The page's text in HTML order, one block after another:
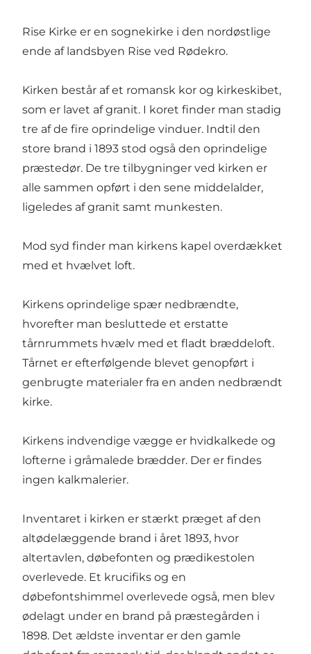
Rise Kirke er en sognekirke i den nordøstlige
ende af landsbyen Rise ved Rødekro.
Kirken består af et romansk kor og kirkeskibet,
som er lavet af granit. I koret finder man stadig
tre af de fire oprindelige vinduer. Indtil den
store brand i 1893 stod også den oprindelige
præstedør. De tre tilbygninger ved kirken er
alle sammen opført i den sene middelalder,
ligeledes af granit samt munkesten.
Mod syd finder man kirkens kapel overdækket
med et hvælvet loft.
Kirkens oprindelige spær nedbrændte,
hvorefter man besluttede et erstatte
tårnrummets hvælv med et fladt bræddeloft.
Tårnet er efterfølgende blevet genopført i
genbrugte materialer fra en anden nedbrændt
kirke.
Kirkens indvendige vægge er hvidkalkede og
lofterne i gråmalede brædder. Der er findes
ingen kalkmalerier.
Inventaret i kirken er stærkt præget af den
altødelæggende brand i året 1893, hvor
altertavlen, døbefonten og prædikestolen
overlevede. Et krucifiks og en
døbefontshimmel overlevede også, men blev
ødelagt under en brand på præstegården i
1898. Det ældste inventar er den gamle